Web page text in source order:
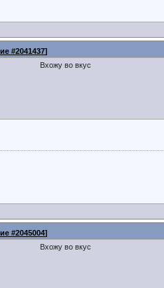
#2041437]
Вхожу во вкус
#2045004]
Вхожу во вкус